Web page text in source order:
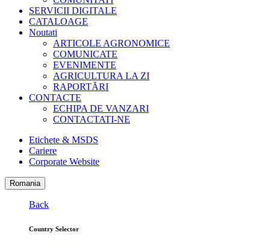
SERVICII DIGITALE
CATALOAGE
Noutati
ARTICOLE AGRONOMICE
COMUNICATE
EVENIMENTE
AGRICULTURA LA ZI
RAPORTĂRI
CONTACTE
ECHIPA DE VANZARI
CONTACTATI-NE
Etichete & MSDS
Cariere
Corporate Website
Romania
Back
Country Selector